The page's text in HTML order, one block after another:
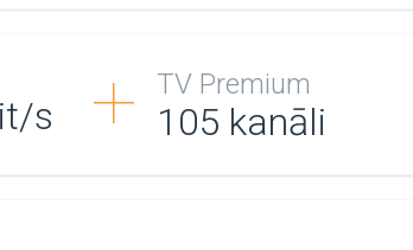
s
TV Premium
105 kanāli